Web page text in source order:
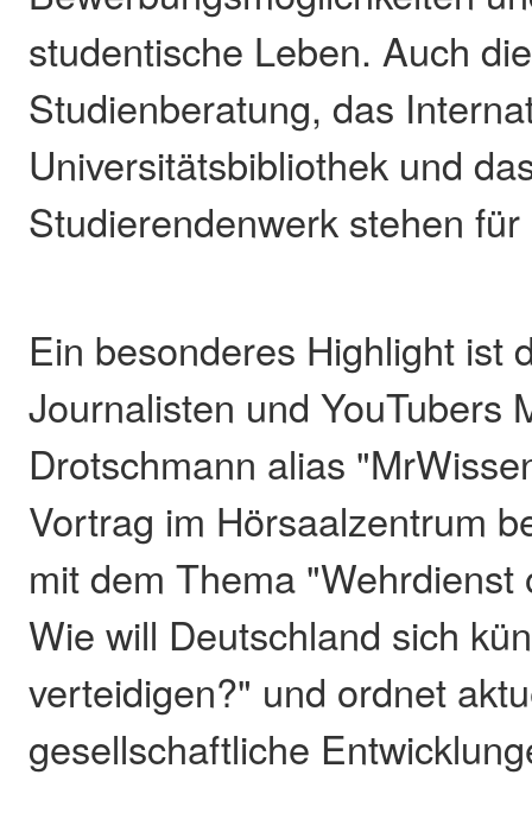
studentische Leben. Auch
Studienberatung, das
Universitätsbibliothek und
Studierendenwerk stehen
Ein besonderes Highlight ist
Journalisten und YouTubers
Drotschmann alias
Vortrag im Hörsaalzentrum
mit dem Thema
Wie will Deutschland sich
verteidigen?" und ordnet
gesellschaftliche